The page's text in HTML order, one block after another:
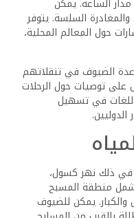
في ذلك ليالي الأفلام
تشجع
العائلي على تعزيز
في الأنشطة المختارة،
الغذاء
متنوعة، مع التركيز
ببوفيه عالمي
طازجة وعروض يومية.
مطعم آسيوي تجربة
غير رسمي ولكنه